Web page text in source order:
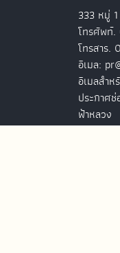
333 หมู่
โทรศัพท์
โทรสาร.
อีเมล:
อีเมลสำ
ประกาศ
ฟ้าหลวง